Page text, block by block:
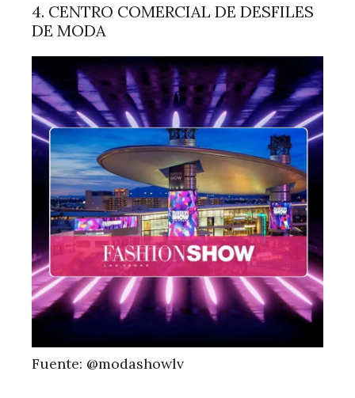
4. CENTRO COMERCIAL DE DESFILES
DE MODA
Fuente: @modashowlv